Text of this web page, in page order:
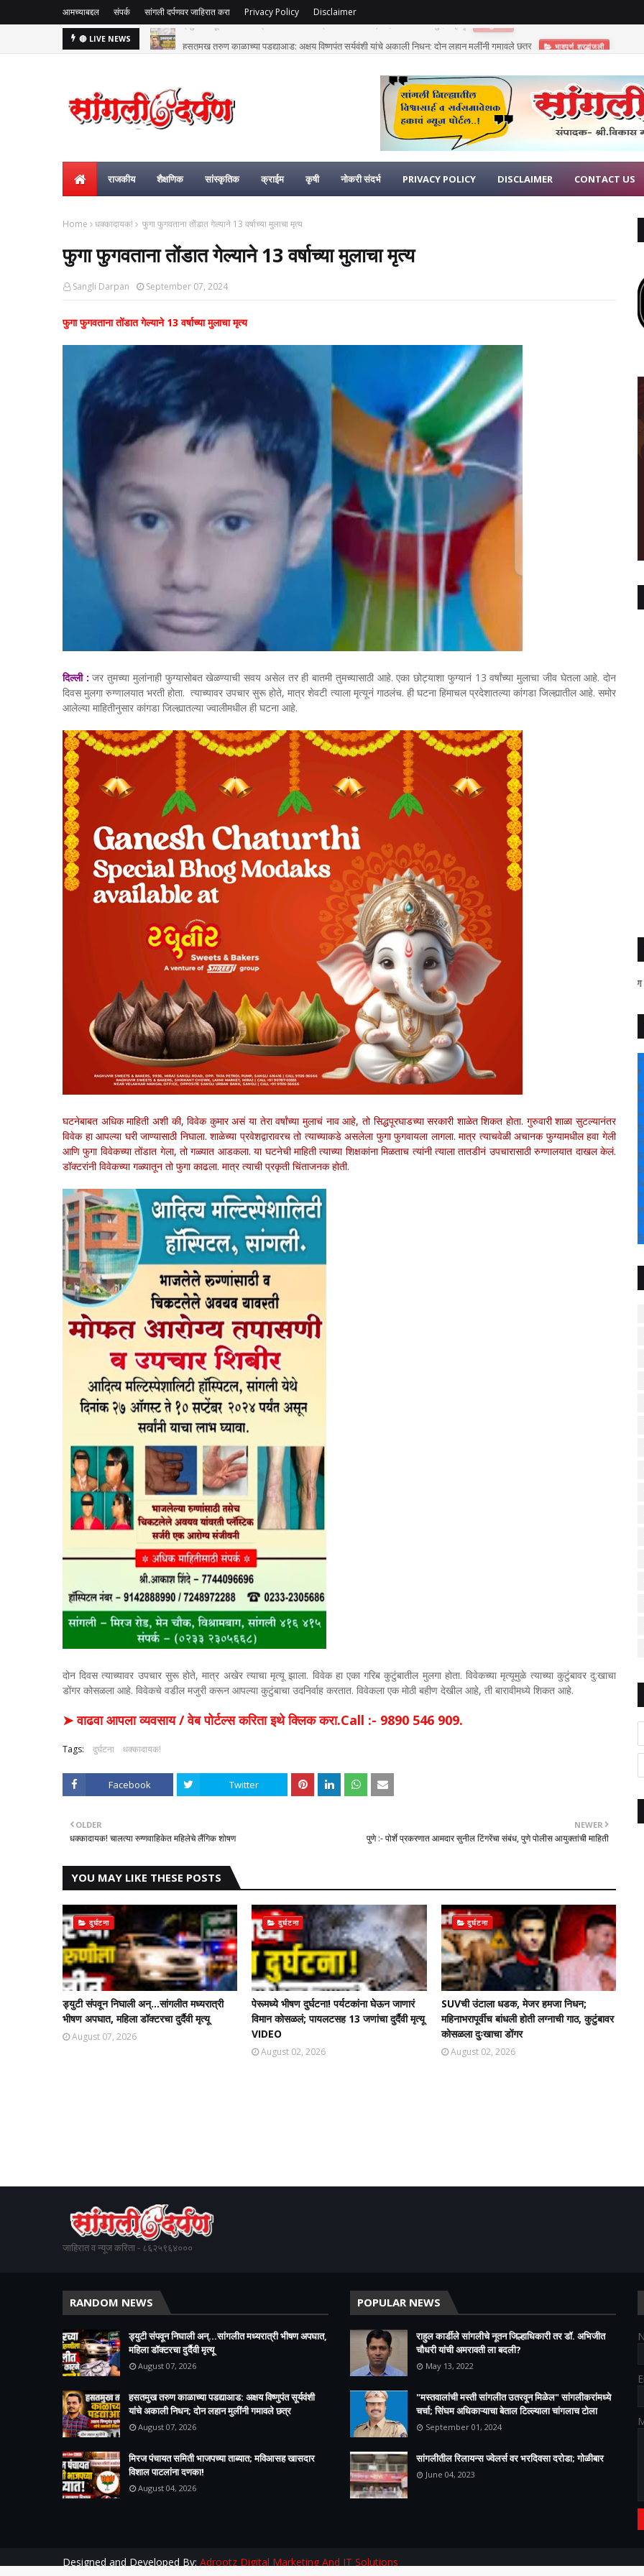
आमच्याबद्दल संपर्क सांगली दर्पणवर जाहिरात करा Privacy Policy Disclaimer
🔴 LIVE NEWS हसतमुख तरुण काळाच्या पडद्याआड: अक्षय विष्णुपंत सूर्यवंशी यांचे अकाली निधन; दोन लहान मुलींनी गमावले छत्र भावपूर्ण श्रद्धांजली
राजकीय शैक्षणिक सांस्कृतिक क्राईम कृषी नोकरी संदर्भ PRIVACY POLICY DISCLAIMER CONTACT US
Home धक्कादायक! फुगा फुगवताना तोंडात गेल्याने 13 वर्षाच्या मुलाचा मृत्य
फुगा फुगवताना तोंडात गेल्याने 13 वर्षाच्या मुलाचा मृत्य
Sangli Darpan September 07, 2024
फुगा फुगवताना तोंडात गेल्याने 13 वर्षाच्या मुलाचा मृत्य
दिल्ली : जर तुमच्या मुलांनाही फुग्यासोबत खेळण्याची सवय असेल तर ही बातमी तुमच्यासाठी आहे. एका छोट्याशा फुग्यानं 13 वर्षांच्या मुलाचा जीव घेतला आहे. दोन
दिवस मुलगा रुग्णालयात भरती होता. त्याच्यावर उपचार सुरू होते, मात्र शेवटी त्याला मृत्यूनं गाठलंच. ही घटना हिमाचल प्रदेशातल्या कांगडा जिल्ह्यातील आहे. समोर
आलेल्या माहितीनुसार कांगडा जिल्ह्यातल्या ज्वालीमधील ही घटना आहे.
घटनेबाबत अधिक माहिती अशी की, विवेक कुमार असं या तेरा वर्षांच्या मुलाचं नाव आहे, तो सिद्धपूरघाडच्या सरकारी शाळेत शिकत होता. गुरुवारी शाळा सुटल्यानंतर
विवेक हा आपल्या घरी जाण्यासाठी निघाला. शाळेच्या प्रवेशद्वारावरच तो त्याच्याकडे असलेला फुगा फुगवायला लागला. मात्र त्याचवेळी अचानक फुग्यामधील हवा गेली
आणि फुगा विवेकच्या तोंडात गेला, तो गळ्यात आडकला. या घटनेची माहिती त्याच्या शिक्षकांना मिळताच त्यांनी त्याला तातडीनं उपचारासाठी रुग्णालयात दाखल केलं.
डॉक्टरांनी विवेकच्या गळ्यातून तो फुगा काढला. मात्र त्याची प्रकृती चिंताजनक होती.
दोन दिवस त्याच्यावर उपचार सुरू होते, मात्र अखेर त्याचा मृत्यू झाला. विवेक हा एका गरिब कुटुंबातील मुलगा होता. विवेकच्या मृत्यूमुळे त्याच्या कुटुंबावर दु:खाचा
डोंगर कोसळला आहे. विवेकचे वडील मजुरी करून आपल्या कुटुंबाचा उदनिर्वाह करतात. विवेकला एक मोठी बहीण देखील आहे, ती बारावीमध्ये शिकत आहे.
➤ वाढवा आपला व्यवसाय / वेब पोर्टल्स करिता इथे क्लिक करा.Call :- 9890 546 909.
Tags: दुर्घटना धक्कादायक!
Facebook Twitter
NEWER
पुणे :- पोर्शे प्रकरणात आमदार सुनील टिंगरेंचा संबंध, पुणे पोलीस आयुक्तांची माहिती
OLDER
धक्कादायक! चालत्या रुग्णवाहिकेत महिलेचे लैंगिक शोषण
YOU MAY LIKE THESE POSTS
दुर्घटना
ड्युटी संपवून निघाली अन्...सांगलीत मध्यरात्री
भीषण अपघात, महिला डॉक्टरचा दुर्दैवी मृत्यू
August 07, 2026
दुर्घटना
पेरूमध्ये भीषण दुर्घटना! पर्यटकांना घेऊन जाणारं
विमान कोसळलं; पायलटसह 13 जणांचा दुर्दैवी मृत्यू
VIDEO
August 02, 2026
दुर्घटना
SUVची उंटाला धडक, मेजर हमजा निधन;
महिनाभरापूर्वीच बांधली होती लग्नाची गाठ, कुटुंबावर
कोसळला दुःखाचा डोंगर
August 02, 2026
" सांगली दर्पण न्यूज वर
+
°
C
+
+
जाहिरात व न्यूज करिता - ८६२५९६४०००
RANDOM NEWS
ड्युटी संपवून निघाली अन्...सांगलीत मध्यरात्री भीषण अपघात,
महिला डॉक्टरचा दुर्दैवी मृत्यू
August 07, 2026
हसतमुख तरुण काळाच्या पडद्याआड: अक्षय विष्णुपंत सूर्यवंशी
यांचे अकाली निधन; दोन लहान मुलींनी गमावले छत्र
August 07, 2026
मिरज पंचायत समिती भाजपच्या ताब्यात; मविआसह खासदार
विशाल पाटलांना दणका!
August 04, 2026
POPULAR NEWS
राहुल कार्डीले सांगलीचे नूतन जिल्हाधिकारी तर डॉ. अभिजीत
चौधरी यांची अमरावती ला बदली?
May 13, 2022
"मस्तवालांची मस्ती सांगलीत उतरवून मिळेल" सांगलीकरांमध्ये
चर्चा; सिंघम अधिकाऱ्याचा बेताल टिल्ल्याला चांगलाच टोला
September 01, 2024
सांगलीतील रिलायन्स ज्वेलर्स वर भरदिवसा दरोडा; गोळीबार
June 04, 2023
Designed and Developed By: Adrootz Digital Marketing And IT Solutions